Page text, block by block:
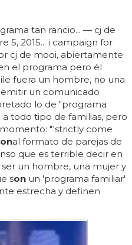
tan rancio... — cj de
5, 2015... i campaign for
cj de mooi, abiertamente
el programa pero él
fuera un hombre, no una
un comunicado
lo de "programa
todo tipo de familias, pero
"'strictly come
onal formato de parejas de
que es terrible decir en
un hombre, una mujer y
son un 'programa familiar'
estrecha y definen